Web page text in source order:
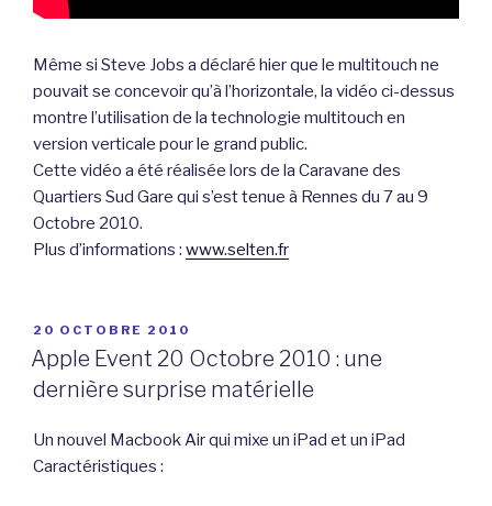
Même si Steve Jobs a déclaré hier que le multitouch ne
pouvait se concevoir qu’à l’horizontale, la vidéo ci-dessus
montre l’utilisation de la technologie multitouch en
version verticale pour le grand public.
Cette vidéo a été réalisée lors de la Caravane des
Quartiers Sud Gare qui s’est tenue à Rennes du 7 au 9
Octobre 2010.
Plus d’informations : www.selten.fr
PUBLIÉ
LE
20 OCTOBRE 2010
Apple Event 20 Octobre 2010 : une
dernière surprise matérielle
Un nouvel Macbook Air qui mixe un iPad et un iPad
Caractéristiques :